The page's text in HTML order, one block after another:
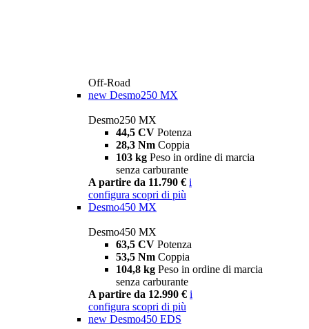
Off-Road
new Desmo250 MX
Desmo250 MX
44,5 CV Potenza
28,3 Nm Coppia
103 kg Peso in ordine di marcia
senza carburante
A partire da 11.790 € i
configura scopri di più
Desmo450 MX
Desmo450 MX
63,5 CV Potenza
53,5 Nm Coppia
104,8 kg Peso in ordine di marcia
senza carburante
A partire da 12.990 € i
configura scopri di più
new Desmo450 EDS